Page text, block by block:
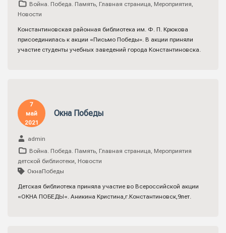
Война. Победа. Память, Главная страница, Мероприятия,
Новости
Константиновская районная библиотека им. Ф. П. Крюкова
присоединилась к акции «Письмо Победы». В акции приняли
участие студенты учебных заведений города Константиновска.
7
май
2021
Окна Победы
admin
Война. Победа. Память, Главная страница, Мероприятия
детской библиотеки, Новости
ОкнаПобеды
Детская библиотека приняла участие во Всероссийской акции
«ОКНА ПОБЕДЫ«. Аникина Кристина,г.Константиновск,9лет.